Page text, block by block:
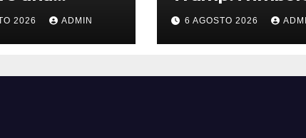
l’evento
2026 ADMIN
hanno già
100 miliardi di
6 AGOSTO 2026